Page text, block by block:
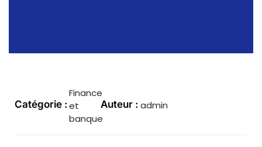
Catégorie :
Finance
et
banque
Auteur : admin